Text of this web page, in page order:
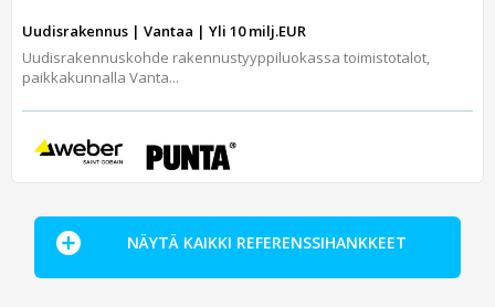
Uudisrakennus | Vantaa | Yli 10 milj.EUR
Uudisrakennuskohde rakennustyyppiluokassa toimistotalot,
paikkakunnalla Vanta...
NÄYTÄ KAIKKI REFERENSSIHANKKEET